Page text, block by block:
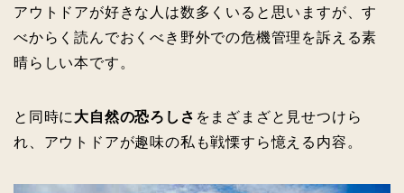
アウトドアが好きな人は数多くいると思いますが、す
べからく読んでおくべき野外での危機管理を訴える素
晴らしい本です。
と同時に 大自然の恐ろしさ をまざまざと見せつけら
れ、アウトドアが趣味の私も戦慄すら憶える内容。